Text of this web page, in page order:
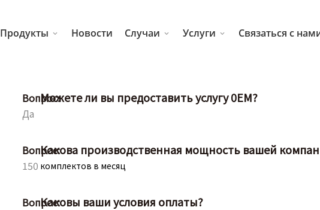
Продукты Новости Случаи Услуги Связаться с
Вопрос:Можете ли вы предоставить услугу 0EM?
Да
Вопрос:Какова производственная мощность вашей
150 комплектов в месяц
Вопрос:Каковы ваши условия оплаты?